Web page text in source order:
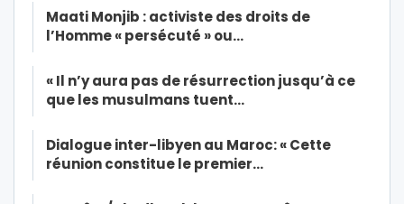
Maati Monjib : activiste des droits de
l’Homme « persécuté » ou…
« Il n’y aura pas de résurrection jusqu’à ce
que les musulmans tuent…
Dialogue inter-libyen au Maroc: « Cette
réunion constitue le premier…